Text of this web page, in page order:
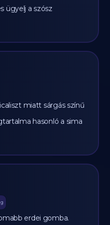
ügyelj a szósz
miatt sárgás színű
hasonló a sima
g
erdei gomba.